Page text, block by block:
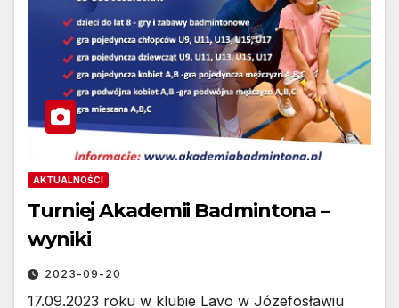
AKTUALNOŚCI
Turniej Akademii Badmintona –
wyniki
2023-09-20
17.09.2023 roku w klubie Lavo w Józefosławiu